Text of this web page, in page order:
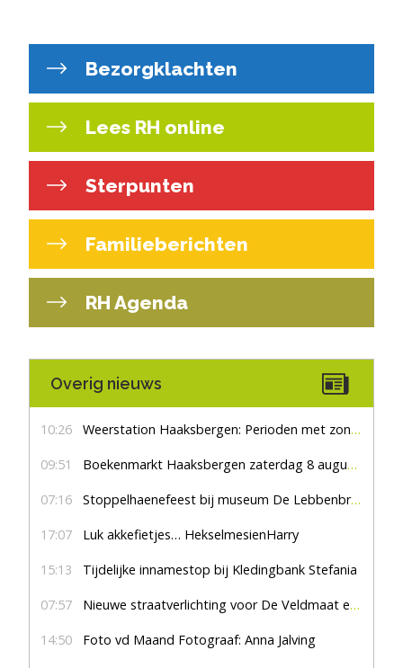
Bezorgklachten
Lees RH online
Sterpunten
Familieberichten
RH Agenda
Overig nieuws
10:26 Weerstation Haaksbergen: Perioden met zon en droog
09:51 Boekenmarkt Haaksbergen zaterdag 8 augustus, marktplein Haaksbergen
07:16 Stoppelhaenefeest bij museum De Lebbenbrugge
17:07 Luk akkefietjes… HekselmesienHarry
15:13 Tijdelijke innamestop bij Kledingbank Stefania
07:57 Nieuwe straatverlichting voor De Veldmaat en De Pas
14:50 Foto vd Maand Fotograaf: Anna Jalving